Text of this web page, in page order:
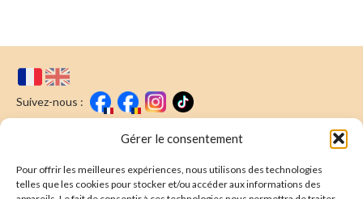
Gérer le consentement
Pour offrir les meilleures expériences, nous utilisons des technologies
telles que les cookies pour stocker et/ou accéder aux informations des
Suivez-nous :
Nous écrire
Newsletter